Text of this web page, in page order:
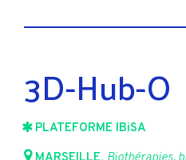
3D-Hub-O
PLATEFORME IBiSA